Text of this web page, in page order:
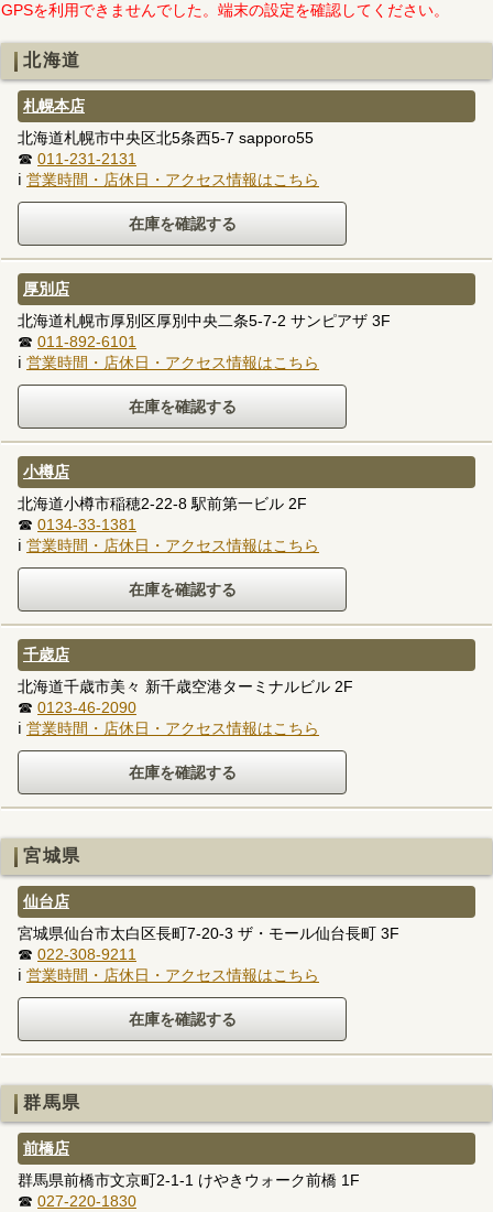
GPSを利用できませんでした。端末の設定を確認してください。
北海道
札幌本店
北海道札幌市中央区北5条西5-7 sapporo55
☎ 011-231-2131
ℹ 営業時間・店休日・アクセス情報はこちら
厚別店
北海道札幌市厚別区厚別中央二条5-7-2 サンピアザ 3F
☎ 011-892-6101
ℹ 営業時間・店休日・アクセス情報はこちら
小樽店
北海道小樽市稲穂2-22-8 駅前第一ビル 2F
☎ 0134-33-1381
ℹ 営業時間・店休日・アクセス情報はこちら
千歳店
北海道千歳市美々 新千歳空港ターミナルビル 2F
☎ 0123-46-2090
ℹ 営業時間・店休日・アクセス情報はこちら
宮城県
仙台店
宮城県仙台市太白区長町7-20-3 ザ・モール仙台長町 3F
☎ 022-308-9211
ℹ 営業時間・店休日・アクセス情報はこちら
群馬県
前橋店
群馬県前橋市文京町2-1-1 けやきウォーク前橋 1F
☎ 027-220-1830